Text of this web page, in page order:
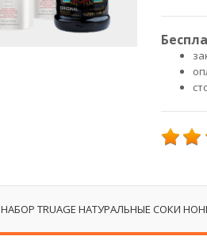
НАБОР TRUAGE НАТУРАЛЬНЫЕ СОКИ